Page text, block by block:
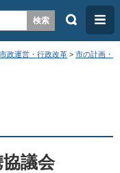
検
メ
ニ
ュ
市政運営・行政改革 > 市の計画・
議会